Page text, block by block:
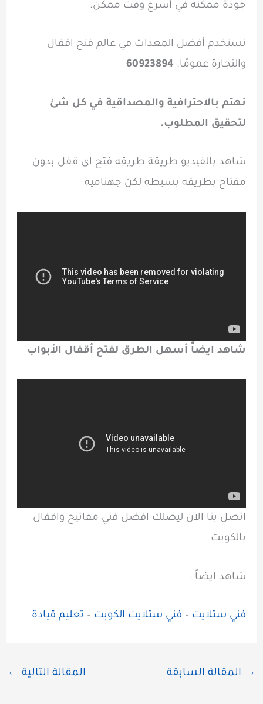
جودة ممكنة في أسرع وقت ممكن.
نستخدم أفضل المعدات في عالم فتح اقفال
والنجارة عمومًا. 60923894
نهتم بالاحترافية والمصداقية في كل شئ
لتحقيق المطلوب.
شاهد بالفيديو طريقة طريقه فتح اى قفل بدون
مفتاح بطريقه بسيطه لكن جهناميه
شاهد ايضاً أسهل الطرق لفتح أقفال الأبواب
اتصل بنا الان ليصلك افضل فني مفاتيح واقفال
بالكويت
شاهد ايضاً :
فني ستلايت – فني ستلايت الكويت – تعليم قيادة
→ المقالة السابقة المقالة التالية ←